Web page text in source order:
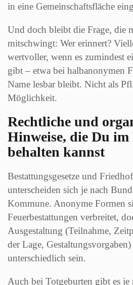
in eine Gemeinschaftsfläche
Und doch bleibt die Frage, die
mitschwingt: Wer erinnert?
wertvoller, wenn es zumindest
gibt – etwa bei halbanonymen
Name lesbar bleibt. Nicht als
Möglichkeit.
Rechtliche und
Hinweise, die Du
behalten kannst
Bestattungsgesetze und
unterscheiden sich je nach
Kommune. Anonyme Formen
Feuerbestattungen verbreitet,
Ausgestaltung (Teilnahme,
der Lage,
unterschiedlich sein.
Auch bei Totgeburten gibt es